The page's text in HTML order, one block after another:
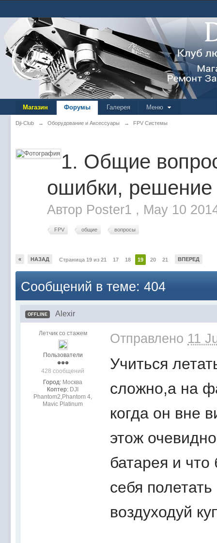
Магазин Форумы Галерея Меню
Dji-Club → Оборудование и Аксессуары → FPV Системы
1. Общие
ошибки,
Автор Poster1 , May 10
FPV общие вопросы
« НАЗАД Страница 19 из 21 17 18 19 20 21 ВПЕРЕД
Сообщений в теме: 404
OFFLINE Alexir
Летчик со стажем
Пользователи
428 сообщений
Город: Москва
Коптер: DJI
Phantom2,Phantom 4,
Mavic Platinum
Отправлено 11
Учиться
сложно,a на
когда он вне
этож
батарея и что
себя
воздуходуй